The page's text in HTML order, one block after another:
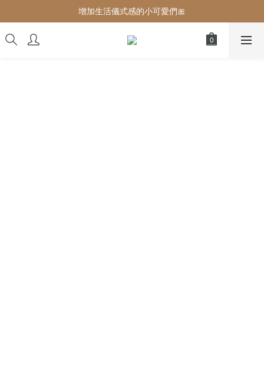
增加生活儀式感的小可愛們🎀
增加生活儀式感的小可愛們🎀
最後現貨‼️這價格不需要再解釋🔥